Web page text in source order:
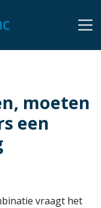
moeten
een
vraagt het